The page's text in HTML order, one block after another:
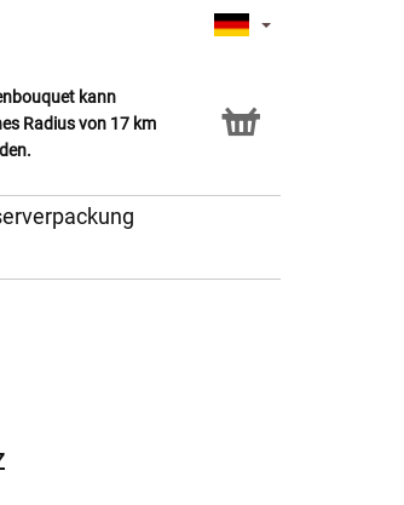
kann
Radius von 17 km